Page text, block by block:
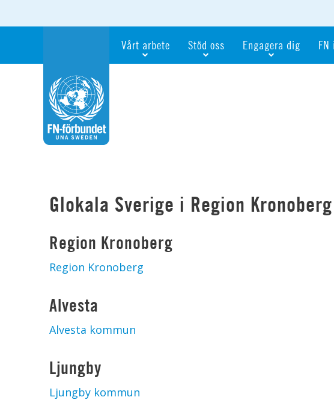
Vårt arbete Stöd oss Engagera dig FN
Glokala Sverige i Region Kronoberg
Region Kronoberg
Region Kronoberg
Alvesta
Alvesta kommun
Ljungby
Ljungby kommun